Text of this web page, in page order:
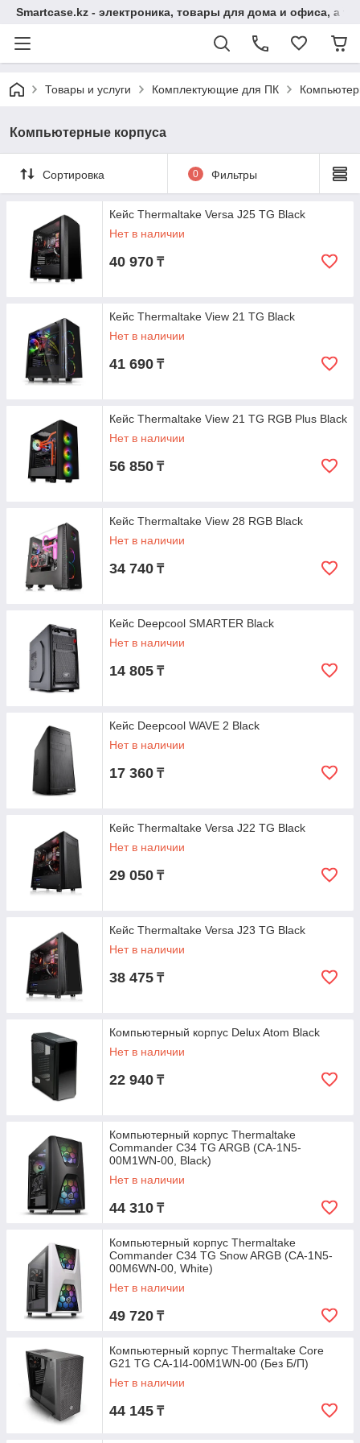
Smartcase.kz - электроника, товары для дома и офиса, а
Товары и услуги Комплектующие для ПК
Компьютерные корпуса
Сортировка 0 Фильтры
Кейс Thermaltake Versa J25 TG Black
Нет в наличии
40 970 ₸
Кейс Thermaltake View 21 TG Black
Нет в наличии
41 690 ₸
Кейс Thermaltake View 21 TG RGB Plus Black
Нет в наличии
56 850 ₸
Кейс Thermaltake View 28 RGB Black
Нет в наличии
34 740 ₸
Кейс Deepcool SMARTER Black
Нет в наличии
14 805 ₸
Кейс Deepcool WAVE 2 Black
Нет в наличии
17 360 ₸
Кейс Thermaltake Versa J22 TG Black
Нет в наличии
29 050 ₸
Кейс Thermaltake Versa J23 TG Black
Нет в наличии
38 475 ₸
Компьютерный корпус Delux Atom Black
Нет в наличии
22 940 ₸
Компьютерный корпус Thermaltake
Commander C34 TG ARGB (CA-1N5-
00M1WN-00, Black)
Нет в наличии
44 310 ₸
Компьютерный корпус Thermaltake
Commander C34 TG Snow ARGB (CA-1N5-
00M6WN-00, White)
Нет в наличии
49 720 ₸
Компьютерный корпус Thermaltake Core
G21 TG CA-1I4-00M1WN-00 (Без Б/П)
Нет в наличии
44 145 ₸